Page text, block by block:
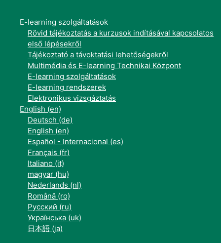
E-learning szolgáltatások
Rövid tájékoztatás a kurzusok indításával kapcsolatos
első lépésekről
Tájékoztató a távoktatási lehetőségekről
Multimédia és E-learning Technikai Központ
E-learning szolgáltatások
E-learning rendszerek
Elektronikus vizsgáztatás
English ‎(en)‎
Deutsch ‎(de)‎
English ‎(en)‎
Español - Internacional ‎(es)‎
Français ‎(fr)‎
Italiano ‎(it)‎
magyar ‎(hu)‎
Nederlands ‎(nl)‎
Română ‎(ro)‎
Русский ‎(ru)‎
Українська ‎(uk)‎
日本語 ‎(ja)‎